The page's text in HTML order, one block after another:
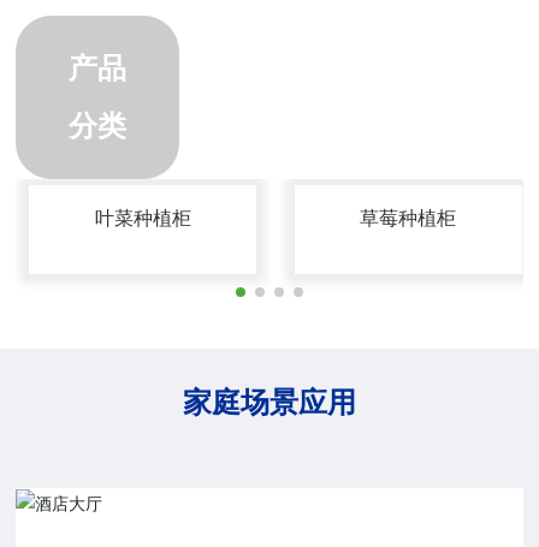
产品
分类
叶菜种植柜 草莓种植柜
家庭场景应用